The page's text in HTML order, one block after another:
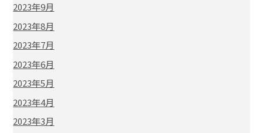
2023年9月
2023年8月
2023年7月
2023年6月
2023年5月
2023年4月
2023年3月